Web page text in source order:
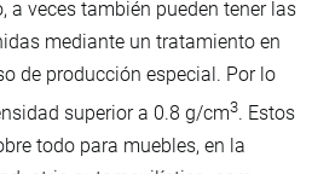
a veces también pueden tener las
mediante un tratamiento en
de producción especial. Por lo
superior a 0.8 g/cm3. Estos
todo para muebles, en la